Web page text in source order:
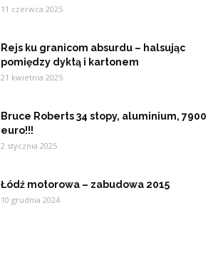
11 czerwca 2025
Rejs ku granicom absurdu – halsując
pomiędzy dyktą i kartonem
21 kwietnia 2025
Bruce Roberts 34 stopy, aluminium, 7900
euro!!!
2 stycznia 2025
Łódź motorowa – zabudowa 2015
10 grudnia 2024